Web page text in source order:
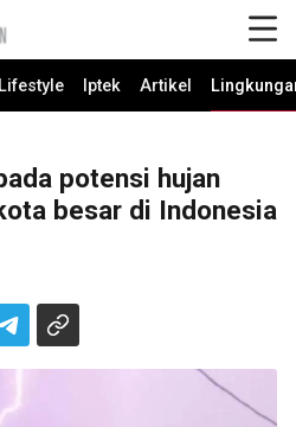
Lifestyle Iptek Artikel
potensi hujan
besar di Indonesia